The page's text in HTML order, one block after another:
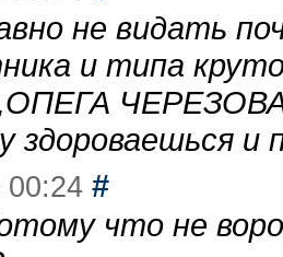
не видать
и типа
здороваешься
00:24 #
что не